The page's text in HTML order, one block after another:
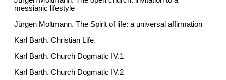
messianic lifestyle
Jürgen Moltmann. The Spirit of life: a universal affirmation
Karl Barth. Christian Life.
Karl Barth. Church Dogmatic IV.1
Karl Barth. Church Dogmatic IV.2